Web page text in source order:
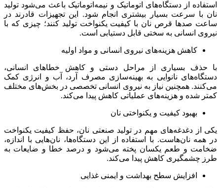
استفاده از دستگاه‌های اتوماتیک و نیمه‌اتوماتیک باعث می‌شود تولید
نان با سرعت بسیار بیشتری انجام شود. این تجهیزات قادرند در
ساعت صدها قرص نان با کیفیت یکنواخت تولید کنند؛ چیزی که با
نیروی انسانی به سختی قابل دستیابی است.
کاهش هزینه‌های نیروی انسانی و مواد اولیه
با حذف بسیاری از مراحل دستی و کاهش خطاهای انسانی،
دستگاه‌های نانوایی به بهینه‌سازی مصرف آرد، آب و انرژی کمک
می‌کنند. همچنین نیاز به نیروی انسانی تخصصی در بخش‌های مختلف
کمتر شده و هزینه‌های عملیاتی کاهش پیدا می‌کند.
بهبود کیفیت و یکنواختی نان
یکی از دغدغه‌های مهم در تولید صنعتی نان، حفظ کیفیت یکنواخت
در همه نان‌هاست. با استفاده از این دستگاه‌ها، نان‌هایی با اندازه،
ضخامت و طعم یکسان پخته می‌شود و درصد خطا و ضایعات به
طرز چشمگیری کاهش پیدا می‌کند.
افزایش سطح بهداشت و ایمنی غذایی